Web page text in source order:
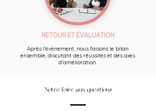
RETOUR ET ÉVALUATION
Après l’événement, nous faisons le bilan
ensemble, discutant des réussites et des axes
d’amélioration.
Notre foire aux questions